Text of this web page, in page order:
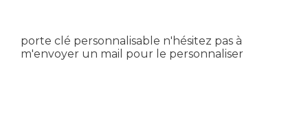
porte clé personnalisable n'hésitez pas à
m'envoyer un mail pour le personnaliser